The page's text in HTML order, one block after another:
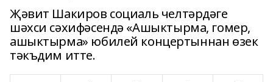
Җәвит Шакиров социаль челтәрдәге
шәхси сәхифәсендә «Ашыктырма, гомер,
ашыктырма» юбилей концертыннан өзек
тәкъдим итте.